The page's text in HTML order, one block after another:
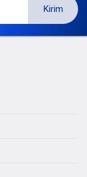
Kirim